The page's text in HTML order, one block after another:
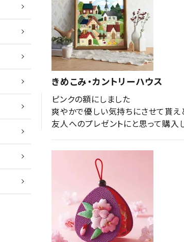
きめこみ・カントリーハウス
ピンクの額にしました
爽やかで優しい気持ちにさせて貰え
友人へのプレゼントにと思って購入し